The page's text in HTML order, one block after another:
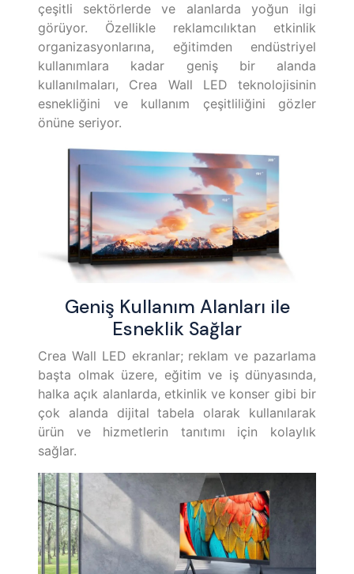
çeşitli sektörlerde ve alanlarda yoğun ilgi
görüyor. Özellikle reklamcılıktan etkinlik
organizasyonlarına, eğitimden endüstriyel
kullanımlara kadar geniş bir alanda
kullanılmaları, Crea Wall LED teknolojisinin
esnekliğini ve kullanım çeşitliliğini gözler
önüne seriyor.
Geniş Kullanım Alanları ile
Esneklik Sağlar
Crea Wall LED ekranlar; reklam ve pazarlama
başta olmak üzere, eğitim ve iş dünyasında,
halka açık alanlarda, etkinlik ve konser gibi bir
çok alanda dijital tabela olarak kullanılarak
ürün ve hizmetlerin tanıtımı için kolaylık
sağlar.